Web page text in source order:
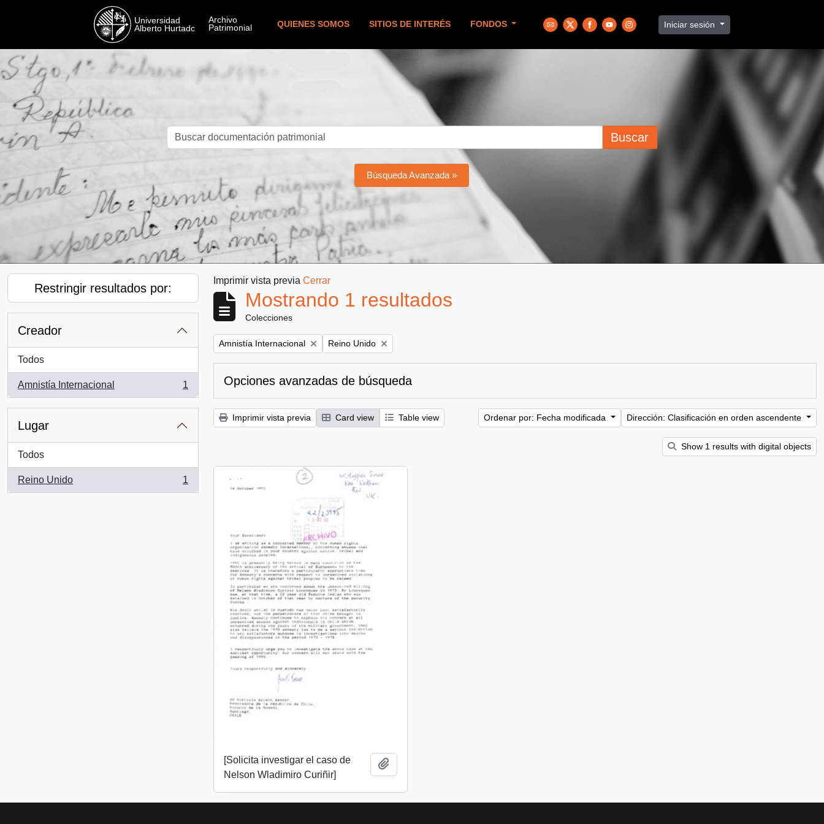
QUIENES SOMOS SITIOS DE INTERÉS FONDOS Iniciar sesión
Buscar
Búsqueda Avanzada »
Restringir resultados por:
Creador
Todos
Amnistía Internacional
, 1 resultados
1
Lugar
Todos
Reino Unido
, 1 resultados
1
Imprimir vista previa Cerrar
Mostrando 1 resultados
Colecciones
Remove filter:
Amnistía Internacional Remove filter:
Reino Unido
Opciones avanzadas de búsqueda
Imprimir vista previa Card view Table view Ordenar por: Fecha modificada Dirección: Clasificación en orden ascendente
Show 1 results with digital objects
[Solicita investigar el caso de
Nelson Wladimiro Curiñir]